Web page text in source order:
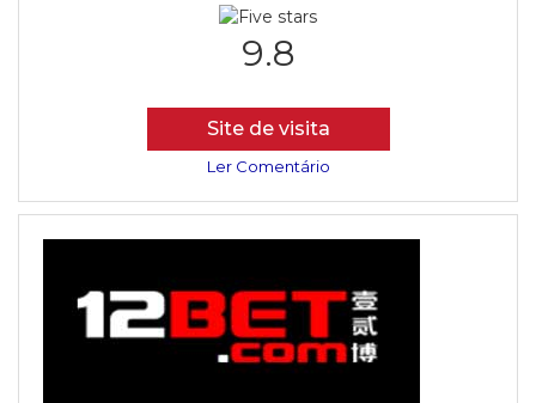
9.8
Site de visita
Ler Comentário